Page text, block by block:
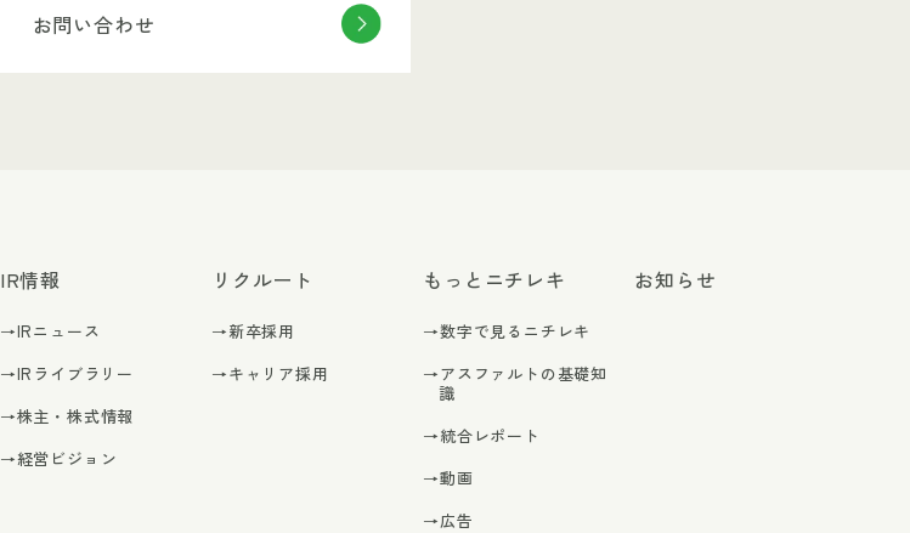
お問い合わせ
IR情報
→IRニュース
→IRライブラリー
→株主・株式情報
→経営ビジョン
リクルート
→新卒採用
→キャリア採用
もっとニチレキ
→数字で見るニチレキ
→アスファルトの基礎知
識
→統合レポート
→動画
→広告
お知らせ